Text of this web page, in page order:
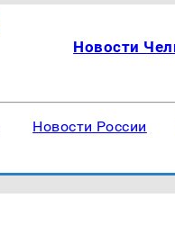
Новости
Новости России